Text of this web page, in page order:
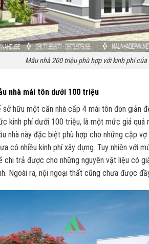
Mẫu nhà 200 triệu phù hợp với kinh phí
nhà mái tôn dưới 100 triệu
sở hữu một căn nhà cấp 4 mái tôn đơn giản
kinh phí dưới 100 triệu, là một mức giá quá
nhà này đặc biệt phù hợp cho những cặp
có nhiều kinh phí xây dựng. Tuy nhiên với
chi trả được cho những nguyên vật liệu có
Ngoài ra, nội ngoại thất cũng chưa được